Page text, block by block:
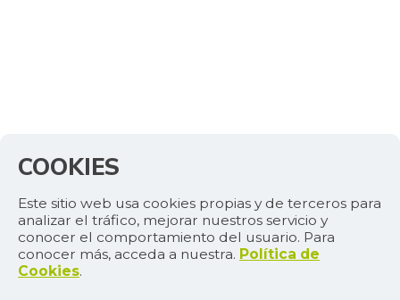
COOKIES
Este sitio web usa cookies propias y de terceros para
analizar el tráfico, mejorar nuestros servicio y
conocer el comportamiento del usuario. Para
conocer más, acceda a nuestra. Política de
Cookies.